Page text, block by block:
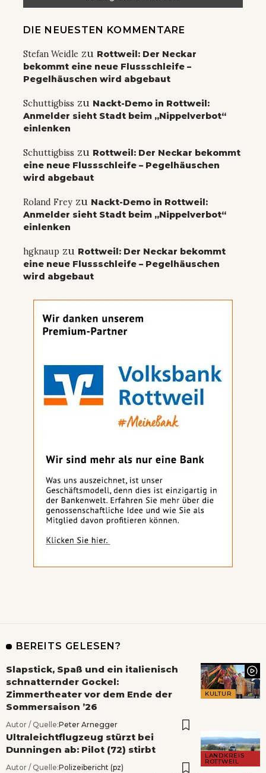
DIE NEUESTEN KOMMENTARE
Stefan Weidle zu Rottweil: Der Neckar
bekommt eine neue Flussschleife –
Pegelhäuschen wird abgebaut
Schuttigbiss zu Nackt-Demo in Rottweil:
Anmelder sieht Stadt beim „Nippelverbot“
einlenken
Schuttigbiss zu Rottweil: Der Neckar bekommt
eine neue Flussschleife – Pegelhäuschen
wird abgebaut
Roland Frey zu Nackt-Demo in Rottweil:
Anmelder sieht Stadt beim „Nippelverbot“
einlenken
hgknaup zu Rottweil: Der Neckar bekommt
eine neue Flussschleife – Pegelhäuschen
wird abgebaut
BEREITS GELESEN?
KULTUR
Slapstick, Spaß und ein italienisch
schnatternder Gockel:
Zimmertheater vor dem Ende der
Sommersaison ’26
Autor / Quelle:Peter Arnegger
LANDKREIS
ROTTWEIL
Ultraleichtflugzeug stürzt bei
Dunningen ab: Pilot (72) stirbt
Autor / Quelle:Polizeibericht (pz)